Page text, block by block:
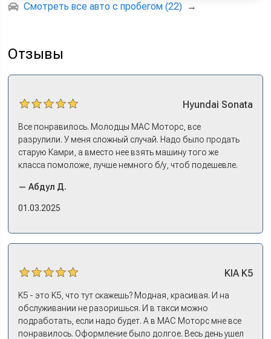
Смотреть все авто с пробегом (22) →
Отзывы
Hyundai Sonata
Все понравилось. Молодцы МАС Моторс, все
разрулили. У меня сложный случай. Надо было продать
старую Камри, а вместо нее взять машину того же
класса помоложе, лучше немного б/у, чтоб подешевле.
либо самому всем этим заниматься – а работать когда?
Либо искать салон, где есть нормальный трейд-ин. И
Но тогда еще ищи салон, где машины в наличии, а не
Москве без машины работать? Мне повезло в МАС
Моторс: много подержанных предложений, выбор есть,
трейд-ин быстрый. Камри пригнал, сдал, Сонату
выбрали, оформили все, кредит, договор, страховку. На
все про все несколько дней: зайти узнать, приехать
оформляться, забрать машину на выдаче.
— Абдул Д.
01.03.2025
KIA K5
K5 - это K5, что тут скажешь? Модная, красивая. И на
обслуживании не разоришься. И в такси можно
подработать, если надо будет. А в МАС Моторс мне все
понравилось. Оформление было долгое. Весь день ушел